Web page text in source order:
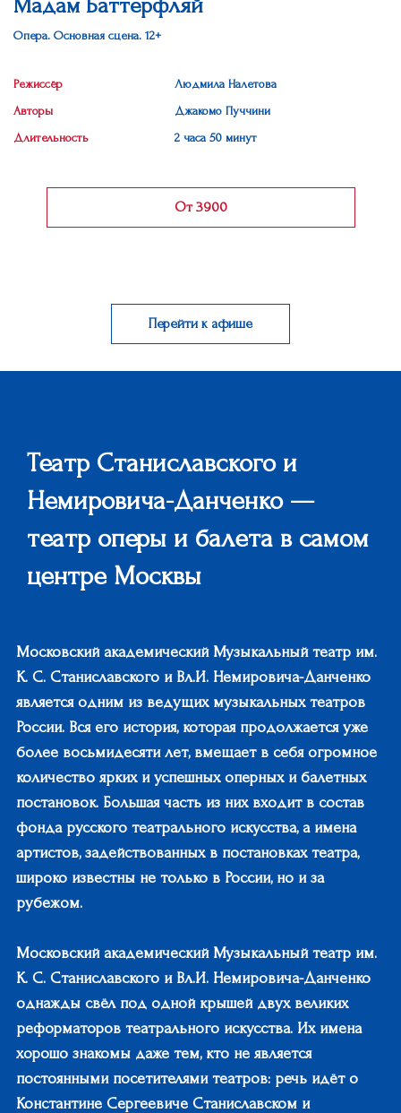
Мадам Баттерфляй
Опера. Основная сцена. 12+
Режиссёр
Людмила Налетова
Авторы
Джакомо Пуччини
Длительность
2 часа 50 минут
От 3900
Перейти к афише
Театр Станиславского и
Немировича-Данченко —
театр оперы и балета в самом
центре Москвы
Московский академический Музыкальный театр им.
К. С. Станиславского и Вл.И. Немировича-Данченко
является одним из ведущих музыкальных театров
России. Вся его история, которая продолжается уже
более восьмидесяти лет, вмещает в себя огромное
количество ярких и успешных оперных и балетных
постановок. Большая часть из них входит в состав
фонда русского театрального искусства, а имена
артистов, задействованных в постановках театра,
широко известны не только в России, но и за
рубежом.
Московский академический Музыкальный театр им.
К. С. Станиславского и Вл.И. Немировича-Данченко
однажды свёл под одной крышей двух великих
реформаторов театрального искусства. Их имена
хорошо знакомы даже тем, кто не является
постоянными посетителями театров: речь идёт о
Константине Сергеевиче Станиславском и